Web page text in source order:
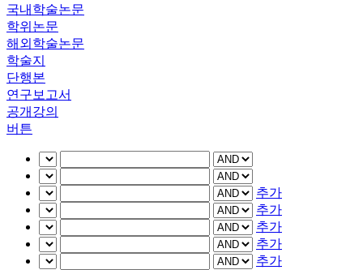
국내학술논문
학위논문
해외학술논문
학술지
단행본
연구보고서
공개강의
버튼
추가
추가
추가
추가
추가